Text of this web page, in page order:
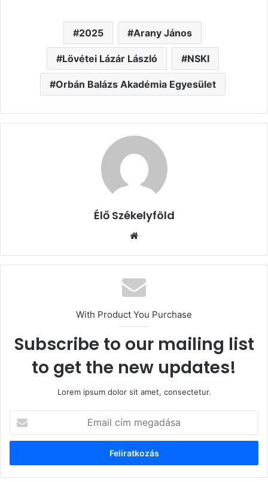
2025 Arany János
Lövétei Lázár László NSKI
Orbán Balázs Akadémia Egyesület
Élő Székelyföld
With Product You Purchase
Subscribe to our mailing list
to get the new updates!
Lorem ipsum dolor sit amet, consectetur.
cím
megadása